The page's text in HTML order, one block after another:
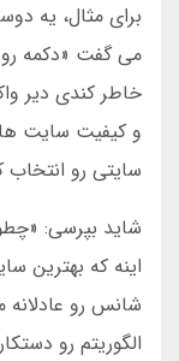
برای مثال، یه
می گفت «دکمه رو
خاطر کندی دیر
و کیفیت سایت
سایتی رو انتخاب
شاید بپرسی:
اینه که بهترین
شانس رو
الگوریتم رو